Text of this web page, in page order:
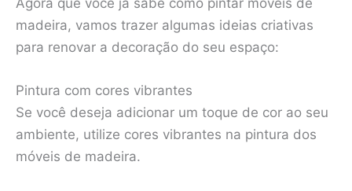
Agora que você já sabe como pintar móveis de
madeira, vamos trazer algumas ideias criativas
para renovar a decoração do seu espaço:
Pintura com cores vibrantes
Se você deseja adicionar um toque de cor ao seu
ambiente, utilize cores vibrantes na pintura dos
móveis de madeira.